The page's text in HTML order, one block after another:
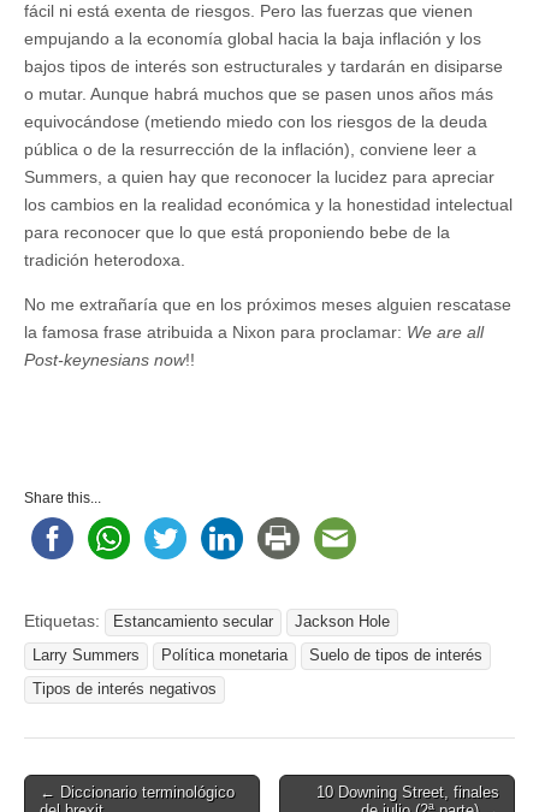
fácil ni está exenta de riesgos. Pero las fuerzas que vienen
empujando a la economía global hacia la baja inflación y los
bajos tipos de interés son estructurales y tardarán en disiparse
o mutar. Aunque habrá muchos que se pasen unos años más
equivocándose (metiendo miedo con los riesgos de la deuda
pública o de la resurrección de la inflación), conviene leer a
Summers, a quien hay que reconocer la lucidez para apreciar
los cambios en la realidad económica y la honestidad intelectual
para reconocer que lo que está proponiendo bebe de la
tradición heterodoxa.
No me extrañaría que en los próximos meses alguien rescatase
la famosa frase atribuida a Nixon para proclamar: We are all
Post-keynesians now!!
Share this...
Etiquetas: Estancamiento secular
Jackson Hole
Larry Summers
Política monetaria
Suelo de tipos de interés
Tipos de interés negativos
Post
← Diccionario terminológico
10 Downing Street, finales